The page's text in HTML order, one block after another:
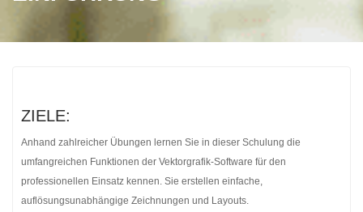
ZIELE:
Anhand zahlreicher Übungen lernen Sie in dieser Schulung die
umfangreichen Funktionen der Vektorgrafik-Software für den
professionellen Einsatz kennen. Sie erstellen einfache,
auflösungsunabhängige Zeichnungen und Layouts.